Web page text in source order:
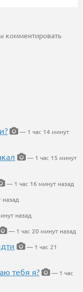
комментировать
— 1 час 14 минут
— 1 час 15 минут
— 1 час 16 минут назад
назад
— 1 час 20 минут назад
— 1 час 21
тебя я?
— 1 час